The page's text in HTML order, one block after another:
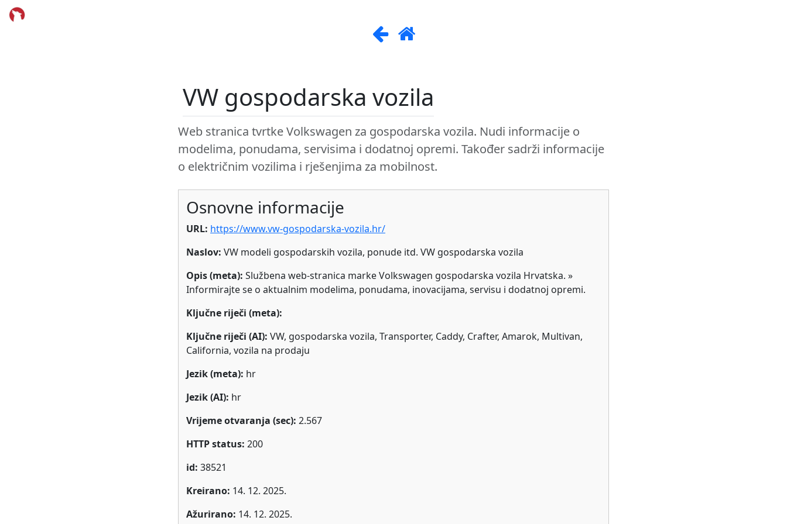
VW gospodarska vozila
Web stranica tvrtke Volkswagen za gospodarska vozila. Nudi informacije o
modelima, ponudama, servisima i dodatnoj opremi. Također sadrži informacije
o električnim vozilima i rješenjima za mobilnost.
Osnovne informacije
URL: https://www.vw-gospodarska-vozila.hr/
Naslov: VW modeli gospodarskih vozila, ponude itd. VW gospodarska vozila
Opis (meta): Službena web-stranica marke Volkswagen gospodarska vozila Hrvatska. »
Informirajte se o aktualnim modelima, ponudama, inovacijama, servisu i dodatnoj opremi.
Ključne riječi (meta):
Ključne riječi (AI): VW, gospodarska vozila, Transporter, Caddy, Crafter, Amarok, Multivan,
California, vozila na prodaju
Jezik (meta): hr
Jezik (AI): hr
Vrijeme otvaranja (sec): 2.567
HTTP status: 200
id: 38521
Kreirano: 14. 12. 2025.
Ažurirano: 14. 12. 2025.